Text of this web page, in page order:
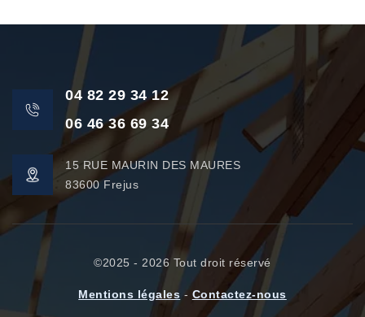
04 82 29 34 12
06 46 36 69 34
15 RUE MAURIN DES MAURES
83600 Frejus
©2025 - 2026 Tout droit réservé
Mentions légales - Contactez-nous